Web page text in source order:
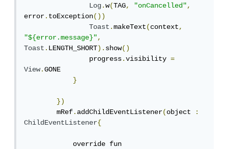
Log.w(TAG, "onCancelled",
error.toException())
Toast.makeText(context,
"${error.message}",
Toast.LENGTH_SHORT).show()
                progress
.visibility =
View.GONE
}
})
        mRef
.addChildEventListener(object :
ChildEventListener{
            override fun